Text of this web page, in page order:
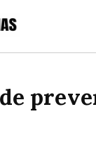
Noticias